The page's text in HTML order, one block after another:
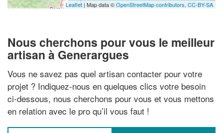
Leaflet | Map data ©OpenStreetMap contributors, CC-BY-SA
Nous cherchons pour vous le meilleur
artisan à Generargues
Vous ne savez pas quel artisan contacter pour votre
projet ? Indiquez-nous en quelques clics votre besoin
ci-dessous, nous cherchons pour vous et vous mettons
en relation avec le pro qu’il vous faut !